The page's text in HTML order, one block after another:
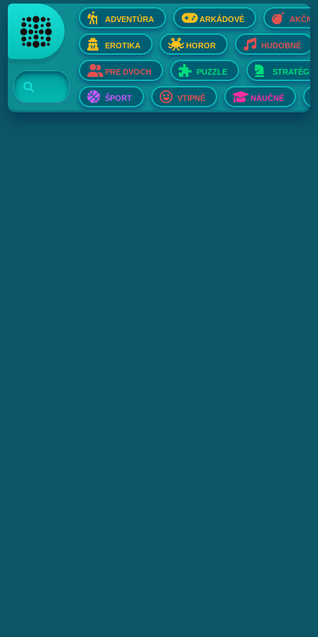
ADVENTÚRA ARKÁDOVÉ AKČNÉ
EROTIKA HOROR HUDOBNÉ
PRE DVOCH PUZZLE STRATÉGIE
ŠPORT VTIPNÉ NÁUČNÉ